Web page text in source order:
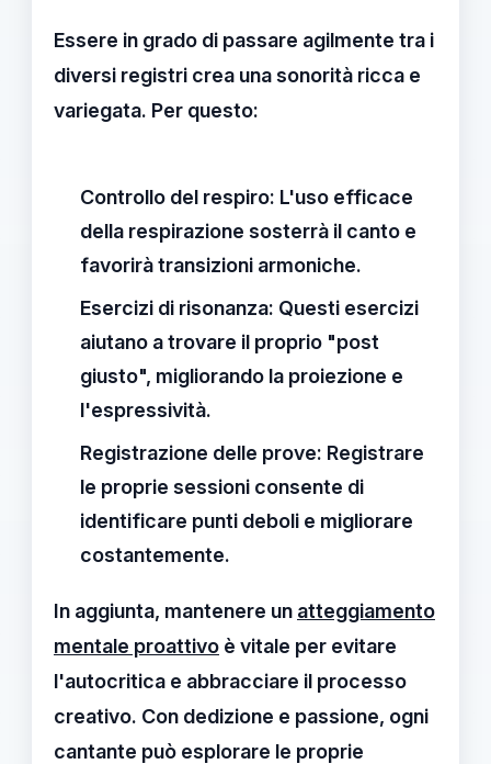
Essere in grado di passare agilmente tra i
diversi registri crea una sonorità ricca e
variegata. Per questo:
Controllo del respiro: L'uso efficace
della respirazione sosterrà il canto e
favorirà transizioni armoniche.
Esercizi di risonanza: Questi esercizi
aiutano a trovare il proprio "post
giusto", migliorando la proiezione e
l'espressività.
Registrazione delle prove: Registrare
le proprie sessioni consente di
identificare punti deboli e migliorare
costantemente.
In aggiunta, mantenere un atteggiamento
mentale proattivo è vitale per evitare
l'autocritica e abbracciare il processo
creativo. Con dedizione e passione, ogni
cantante può esplorare le proprie